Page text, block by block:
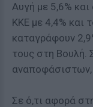
Αυγή με 5,6%
ΚΚΕ με 4,4% και
καταγράφουν
τους στη Βουλή.
αναποφάσιστων,
Σε ό,τι αφορά